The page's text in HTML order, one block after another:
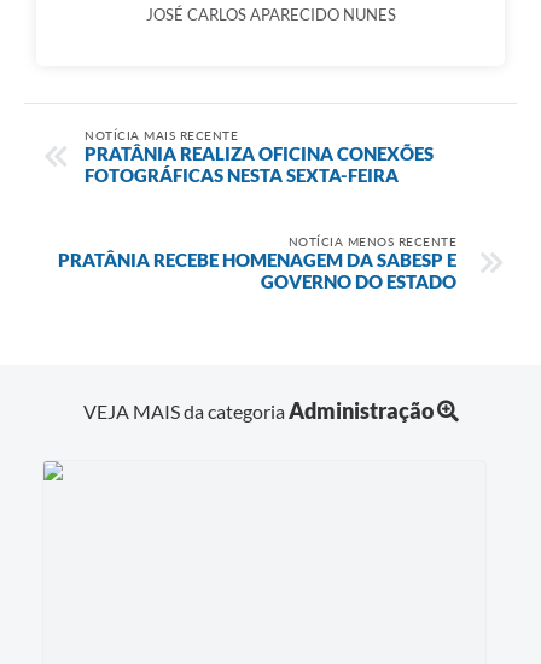
JOSÉ CARLOS APARECIDO NUNES
NOTÍCIA MAIS RECENTE
PRATÂNIA REALIZA OFICINA CONEXÕES
FOTOGRÁFICAS NESTA SEXTA-FEIRA
NOTÍCIA MENOS RECENTE
PRATÂNIA RECEBE HOMENAGEM DA SABESP E
GOVERNO DO ESTADO
VEJA MAIS da categoriaAdministração